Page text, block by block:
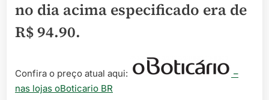
no dia acima especificado era de
R$ 94.90.
Confira o preço atual aqui:
–
nas lojas oBoticario BR